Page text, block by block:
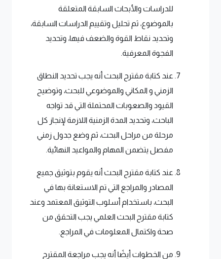
للدراسات والأبحاث السابقة المتعلقة
بالموضوع، ثم تحليل وتقييم الدراسات السابقة،
وتحديد نقاط القوة والضعف فيها، وتحديد
الفجوة المعرفية.
عند كتابة مقترح البحث أنه يجب تحديد النطاق
الزمني و المكاني والموضوعي للبحث، وتوضيح
القيود والصعوبات المحتملة التي قد تواجه
الباحث، وتحديد المدة الزمنية اللازمة لإنجاز كل
مرحلة من مراحل البحث، ثم وضع جدول زمني
مفصل يتضمن المهام والمواعيد النهائية.
عند كتابة مقترح البحث أنه يقوم بتوثيق جميع
المصادر والمراجع التي تم الاستعانة بها في
البحث، باستخدام أسلوب التوثيق المعتمد وعند
كتابة مقترح البحث العلمي يجب التحقق من
صحة واكتمال المعلومات في المراجع.
من الخطوات أيضًا أنه يجب مراجعة المقترح